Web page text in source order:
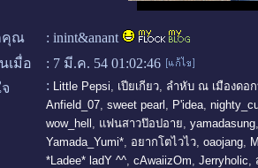
คุณ : inint&anant
เมื่อ
: 7 มี.ค. 54 01:02:46
: Little Pepsi, เปียเกียว, ลำหับ ณ เมืองดอ
Anfield_07, sweet pearl , P'idea,
wow_hell , แฟนสาวป๊อปอาย, yamadasung
Yamada_Yumi*, อยากโตไวไว, oaojang,
*Ladee* ladY ^^, cAwaiizOm, Jerryholic,